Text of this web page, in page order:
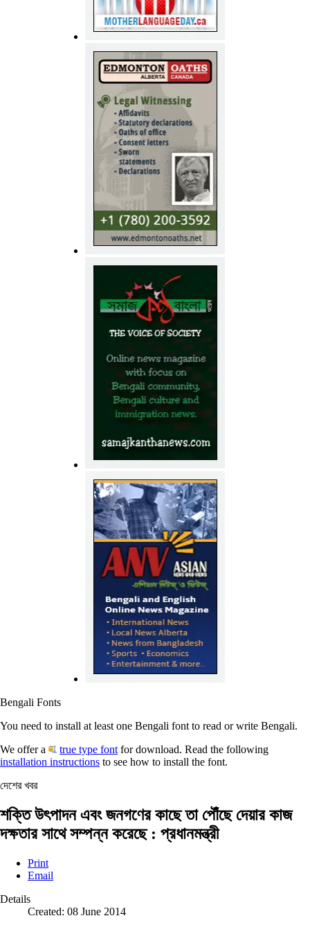
Bengali Fonts
You need to install at least one Bengali font to read or write Bengali.
We offer a
true type font for download. Read the following
installation instructions to see how to install the font.
দেশের খবর
শক্তি উৎপাদন এবং জনগণের কাছে তা পৌঁছে দেয়ার কাজ
দক্ষতার সাথে সম্পন্ন করেছে : প্রধানমন্ত্রী
Print
Email
Details
Created: 08 June 2014